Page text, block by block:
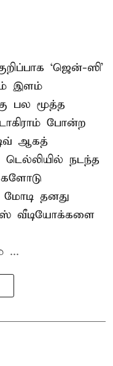
‘ஜென்-ஸி’
இளம்
பல மூத்த
போன்ற
ஆகத்
நடந்த
மோடி தனது
வீடியோக்களை
...